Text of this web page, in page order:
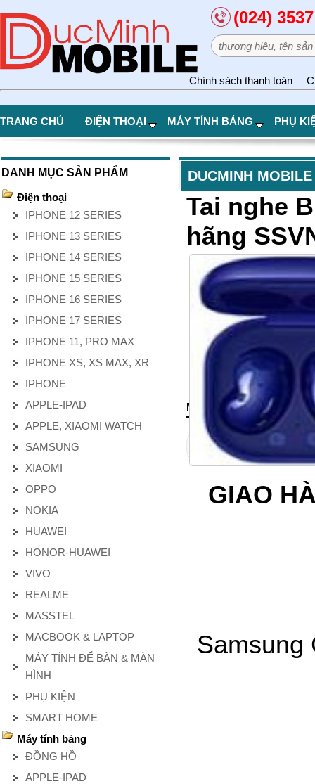
(024)
Chính sách thanh toán
TRANG CHỦ ĐIỆN THOẠI MÁY TÍNH BẢNG PHỤ
DANH MỤC SẢN PHẨM
Điện thoại
IPHONE 12 SERIES
IPHONE 13 SERIES
IPHONE 14 SERIES
IPHONE 15 SERIES
IPHONE 16 SERIES
IPHONE 17 SERIES
IPHONE 11, PRO MAX
IPHONE XS, XS MAX, XR
IPHONE
APPLE-IPAD
APPLE, XIAOMI WATCH
SAMSUNG
XIAOMI
OPPO
NOKIA
HUAWEI
HONOR-HUAWEI
VIVO
REALME
MASSTEL
MACBOOK & LAPTOP
MÁY TÍNH ĐỂ BÀN & MÀN
HÌNH
PHỤ KIỆN
SMART HOME
Máy tính bảng
ĐỒNG HỒ
APPLE-IPAD
DUCMINH MOBILE
Tai nghe
hãng
MÔ TẢ CHI TIẾT SẢN
GIAO
Samsung